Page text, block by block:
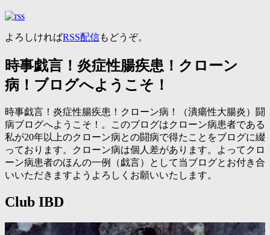
よろしければRSS配信もどうぞ。
時事戯言！炎症性腸疾患！クローン
病！ブログへようこそ！
時事戯言！炎症性腸疾患！クローン病！（潰瘍性大腸炎）闘
病ブログへようこそ！。このブログはクローン病患者である
私が20年以上のクローン病との闘病で得たことをブログに綴
っております。クローン病は個人差があります。よってクロ
ーン病患者のほんの一例（戯言）として当ブログとお付き合
いいただきますようよろしくお願いいたします。
Club IBD